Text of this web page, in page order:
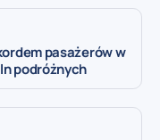
pasażerów w
podróżnych